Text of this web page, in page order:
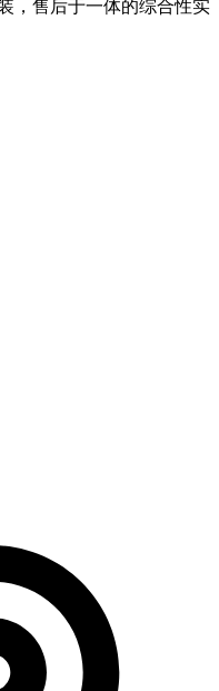
，售后于一体的综合性实